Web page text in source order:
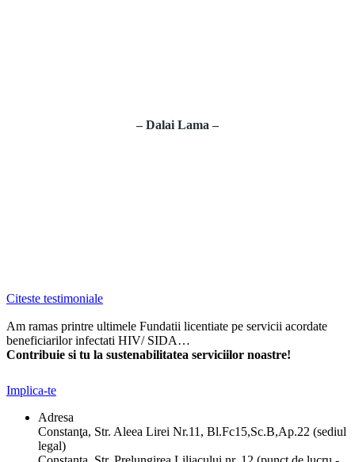
– Dalai Lama –
Citeste testimoniale
Am ramas printre ultimele Fundatii licentiate pe servicii acordate
beneficiarilor infectati HIV/ SIDA…
Contribuie si tu la sustenabilitatea serviciilor noastre!
Implica-te
Adresa
Constanţa, Str. Aleea Lirei Nr.11, Bl.Fc15,Sc.B,Ap.22 (sediul
legal)